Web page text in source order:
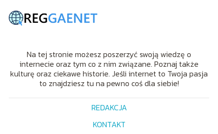
Na tej stronie możesz poszerzyć swoją wiedzę o
internecie oraz tym co z nim związane. Poznaj także
kulturę oraz ciekawe historie. Jeśli internet to Twoja pasja
to znajdziesz tu na pewno coś dla siebie!
REDAKCJA
KONTAKT